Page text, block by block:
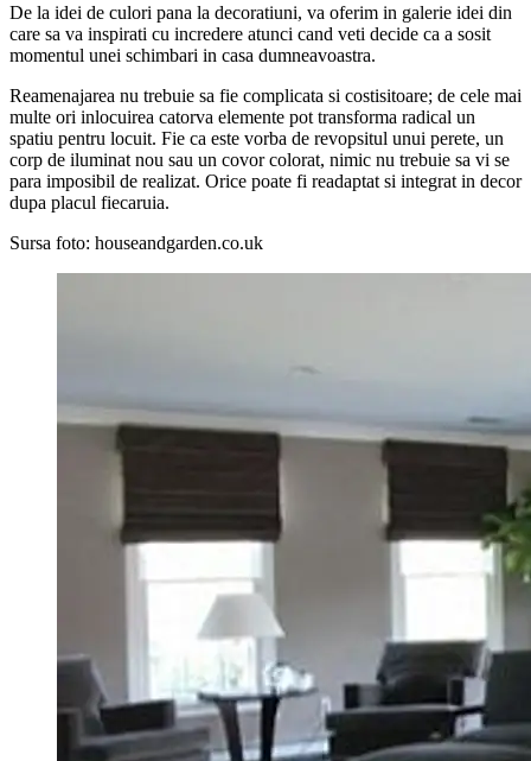
De la idei de culori pana la decoratiuni, va oferim in galerie idei din
care sa va inspirati cu incredere atunci cand veti decide ca a sosit
momentul unei schimbari in casa dumneavoastra.
Reamenajarea nu trebuie sa fie complicata si costisitoare; de cele mai
multe ori inlocuirea catorva elemente pot transforma radical un
spatiu pentru locuit. Fie ca este vorba de revopsitul unui perete, un
corp de iluminat nou sau un covor colorat, nimic nu trebuie sa vi se
para imposibil de realizat. Orice poate fi readaptat si integrat in decor
dupa placul fiecaruia.
Sursa foto: houseandgarden.co.uk